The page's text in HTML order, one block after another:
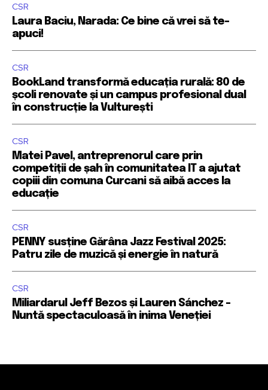
CSR
Laura Baciu, Narada: Ce bine că vrei să te-
apuci!
CSR
BookLand transformă educația rurală: 80 de
școli renovate și un campus profesional dual
în construcție la Vulturești
CSR
Matei Pavel, antreprenorul care prin
competiții de șah în comunitatea IT a ajutat
copiii din comuna Curcani să aibă acces la
educație
CSR
PENNY susține Gărâna Jazz Festival 2025:
Patru zile de muzică și energie în natură
CSR
Miliardarul Jeff Bezos și Lauren Sánchez –
Nuntă spectaculoasă în inima Veneției